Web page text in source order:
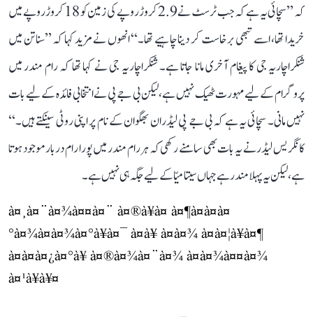
کہ ’’سچائی یہ ہے کہ جب ٹرسٹ نے 2.9 کروڑ روپے کی زمین کو 18 کروڑ روپے میں
خریدا تھا، اسے تبھی برخاست کر دینا چاہیے تھا۔‘‘ انھوں نے مزید کہا کہ ’’سناتن میں
شنکراچاریہ جی کا پیغام آخری مانا جاتا ہے۔ شنکراچاریہ جی نے کہا تھا کہ رام مندر میں
پروگرام کے لیے مہورت ٹھیک نہیں ہے، لیکن بی جے پی نے انتخابی فائدہ کے لیے بات
نہیں مانی۔ سچائی یہ ہے کہ بی جے پی لیڈران بھگوان کے نام پر اپنی روٹی سینکتے ہیں۔‘‘
کانگریس لیڈر نے یہ بات بھی سامنے رکھی کہ ہر رام مندر میں پورا رام دربار موجود ہوتا
ہے، لیکن یہ پہلا مندر ہے جہاں سیتا میّا کے لیے جگہ ہی نہیں ہے۔
à¤¸à¤¨à¤¾à¤¤à¤¨ à¤®à¥à¤ à¤¶à¤à¤à¤
°à¤¾à¤à¤¾à¤°à¥à¤¯ à¤à¥ à¤à¤¾ à¤à¤¦à¥à¤¶
à¤à¤à¤¿à¤°à¥ à¤®à¤¾à¤¨à¤¾ à¤à¤¾à¤¤à¤¾
à¤¹à¥à¥¤